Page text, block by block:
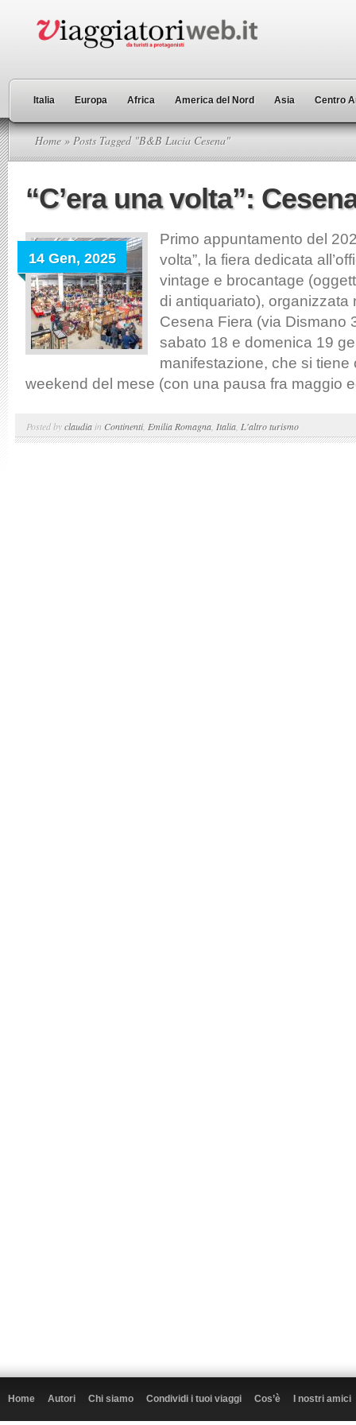
Italia Europa Africa America del Nord Asia Centro
Home » Posts Tagged "B&B Lucia Cesena"
“C’era una volta”:
14 Gen, 2025
Primo appuntamento del
volta”, la fiera dedicata
vintage e brocantage
di antiquariato), organizzata
Cesena Fiera (via Dismano
sabato 18 e domenica 19
manifestazione, che si tiene
weekend del mese (con una pausa fra maggio
Posted byclaudia in Continenti, Emilia Romagna Italia L'altro turismo
Home Autori Chi siamo Condividi i tuoi viaggi Cos’è I nostri amici